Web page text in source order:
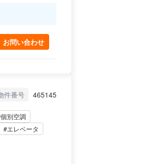
3 (41.88㎡) ｜中野区 の賃貸オフィス・セッ
お問い合わせ
件番号 465145
別空調
#エレベータ